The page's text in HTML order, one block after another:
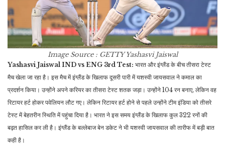
Image Source : GETTYYashasvi Jaiswal
Yashasvi Jaiswal IND vs ENG 3rd Test: भारत और इंग्लैंड के बीच तीसरा टेस्ट
मैच खेला जा रहा है। इस मैच में इंग्लैंड के खिलाफ दूसरी पारी में यशस्वी जायसवाल ने कमाल का
प्रदर्शन किया। उन्होंने अपने करियर का तीसरा टेस्ट शतक जड़ा। उन्होंने 104 रन बनाए, लेकिन वह
रिटायर हर्ट होकर पवेलियन लौट गए। लेकिन रिटायर हर्ट होने से पहले उन्होंने टीम इंडिया को तीसरे
टेस्ट में बेहतरीन स्थिति में पहुंचा दिया है। भारत ने इस समय इंग्लैंड के खिलाफ कुल 322 रनों की
बढ़त हासिल कर ली है। इंग्लैंड के बल्लेबाज बेन डकेट ने भी यशस्वी जायसवाल की तारीफ में बड़ी बात
कही है।